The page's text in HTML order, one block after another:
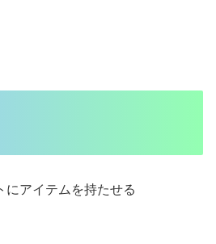
にアイテムを持たせる